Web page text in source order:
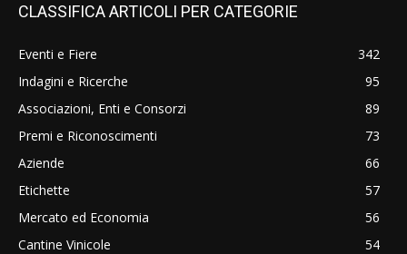
CLASSIFICA ARTICOLI PER CATEGORIE
Eventi e Fiere
342
Indagini e Ricerche
95
Associazioni, Enti e Consorzi
89
Premi e Riconoscimenti
73
Aziende
66
Etichette
57
Mercato ed Economia
56
Cantine Vinicole
54